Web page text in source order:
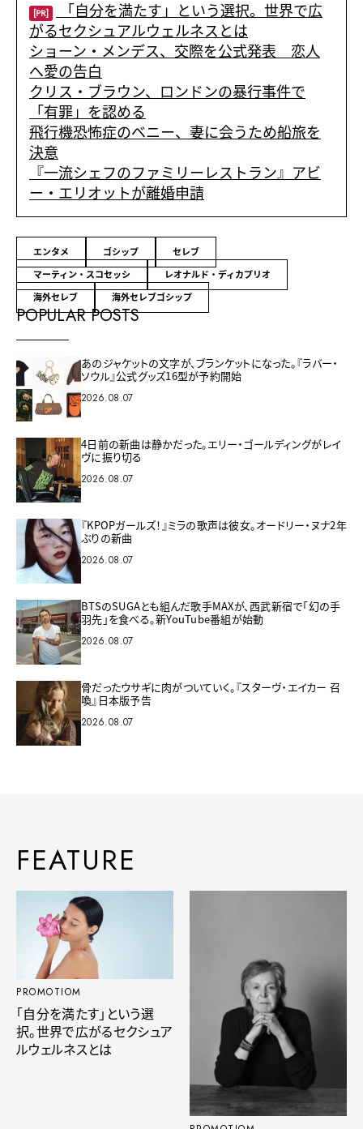
[PR] 「自分を満たす」という選択。世界で広
がるセクシュアルウェルネスとは
ショーン・メンデス、交際を公式発表 恋人
へ愛の告白
クリス・ブラウン、ロンドンの暴行事件で
「有罪」を認める
飛行機恐怖症のベニー、妻に会うため船旅を
決意
『一流シェフのファミリーレストラン』アビ
ー・エリオットが離婚申請
エンタメ ゴシップ
セレブ
マーティン・スコセッシ
レオナルド・ディカプリオ
海外セレブ
海外セレブゴシップ
POPULAR POSTS
あのジャケットの文字が、ブランケットになった。『ラバー・
ソウル』公式グッズ16型が予約開始
2026.08.07
4日前の新曲は静かだった。エリー・ゴールディングがレイ
ヴに振り切る
2026.08.07
『KPOPガールズ！』ミラの歌声は彼女。オードリー・ヌナ2年
ぶりの新曲
2026.08.07
BTSのSUGAとも組んだ歌手MAXが、西武新宿で「幻の手
羽先」を食べる。新YouTube番組が始動
2026.08.07
骨だったウサギに肉がついていく。『スターヴ・エイカー 召
喚』日本版予告
2026.08.07
FEATURE
PROMOTIOM
「自分を満たす」という選
択。世界で広がるセクシュア
ルウェルネスとは